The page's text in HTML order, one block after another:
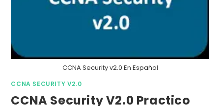
CCNA Security v2.0 En Español
CCNA SECURITY V2.0
CCNA Security V2.0 Practico